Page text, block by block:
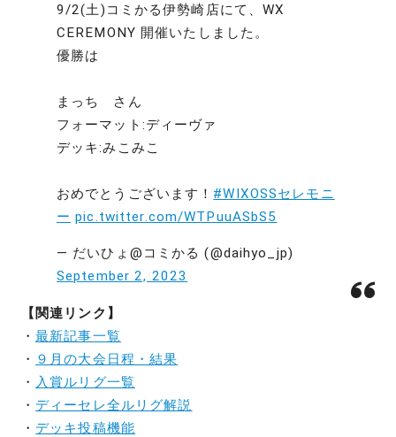
9/2(土)コミかる伊勢崎店にて、WX
CEREMONY 開催いたしました。
優勝は
まっち さん
フォーマット:ディーヴァ
デッキ:みこみこ
おめでとうございます！ #WIXOSSセレモニ
ー pic.twitter.com/WTPuuASbS5
— だいひょ@コミかる (@daihyo_jp)
September 2, 2023
【関連リンク】
・最新記事一覧
・ ９月の大会日程・結果
・ 入賞ルリグ一覧
・ ディーセレ全ルリグ解説
・ デッキ投稿機能